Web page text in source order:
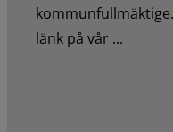
länk på vår ...